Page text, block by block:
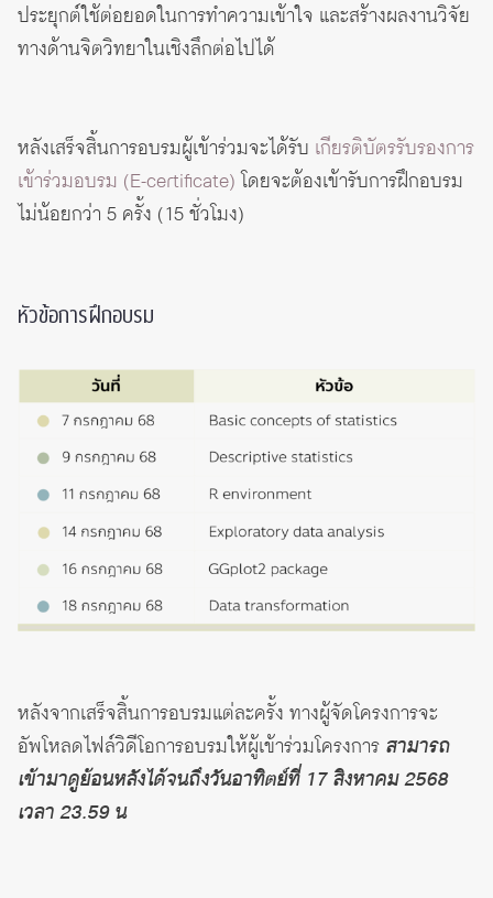
ประยุกต์ใช้ต่อยอดในการทำความเข้าใจ และสร้างผลงานวิจัย
ทางด้านจิตวิทยาในเชิงลึกต่อไปได้
หลังเสร็จสิ้นการอบรมผู้เข้าร่วมจะได้รับ เกียรติบัตรรับรองการ
เข้าร่วมอบรม (E-certificate)โดยจะต้องเข้ารับการฝึกอบรม
ไม่น้อยกว่า 5 ครั้ง (15 ชั่วโมง)
หัวข้อการฝึกอบรม
หลังจากเสร็จสิ้นการอบรมแต่ละครั้ง ทางผู้จัดโครงการจะ
อัพโหลดไฟล์วิดีโอการอบรมให้ผู้เข้าร่วมโครงการ สามารถ
เข้ามาดูย้อนหลังได้จนถึงวันอาทิตย์ที่ 17 สิงหาคม 2568
เวลา 23.59 น